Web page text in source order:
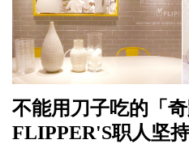
不能用刀子吃的「
FLIPPER'S职人坚